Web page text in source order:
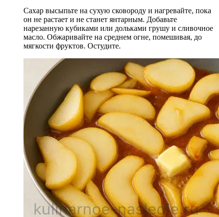
Сахар высыпьте на сухую сковороду и нагревайте, пока
он не растает и не станет янтарным. Добавьте
нарезанную кубиками или дольками грушу и сливочное
масло. Обжаривайте на среднем огне, помешивая, до
мягкости фруктов. Остудите.